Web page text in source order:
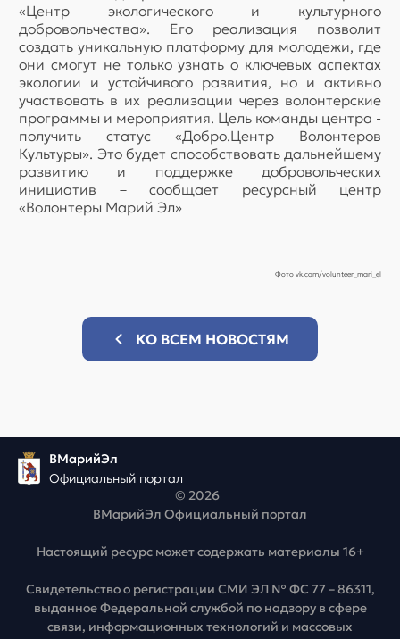
«Центр экологического и культурного
добровольчества». Его реализация позволит
создать уникальную платформу для молодежи, где
они смогут не только узнать о ключевых аспектах
экологии и устойчивого развития, но и активно
участвовать в их реализации через волонтерские
программы и мероприятия. Цель команды центра -
получить статус «Добро.Центр Волонтеров
Культуры». Это будет способствовать дальнейшему
развитию и поддержке добровольческих
инициатив – сообщает ресурсный центр
«Волонтеры Марий Эл»
Фото vk.com/volunteer_mari_el
КО ВСЕМ НОВОСТЯМ
ВМарийЭл
Официальный портал
© 2026
ВМарийЭл Официальный портал
Настоящий ресурс может содержать материалы 16+
Свидетельство о регистрации СМИ ЭЛ № ФС 77 – 86311,
выданное Федеральной службой по надзору в сфере
связи, информационных технологий и массовых